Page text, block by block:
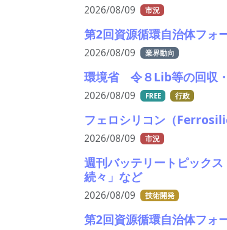
2026/08/09 市況
第2回資源循環自治体フォ
2026/08/09 業界動向
環境省 令８Lib等の回収
2026/08/09 FREE 行政
フェロシリコン（
2026/08/09 市況
週刊バッテリートピック
続々」など
2026/08/09 技術開発
第2回資源循環自治体フォ